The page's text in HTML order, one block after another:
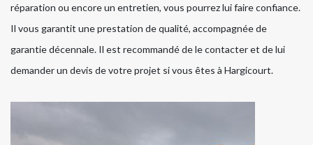
réparation ou encore un entretien, vous pourrez lui faire confiance.
Il vous garantit une prestation de qualité, accompagnée de
garantie décennale. Il est recommandé de le contacter et de lui
demander un devis de votre projet si vous êtes à Hargicourt.